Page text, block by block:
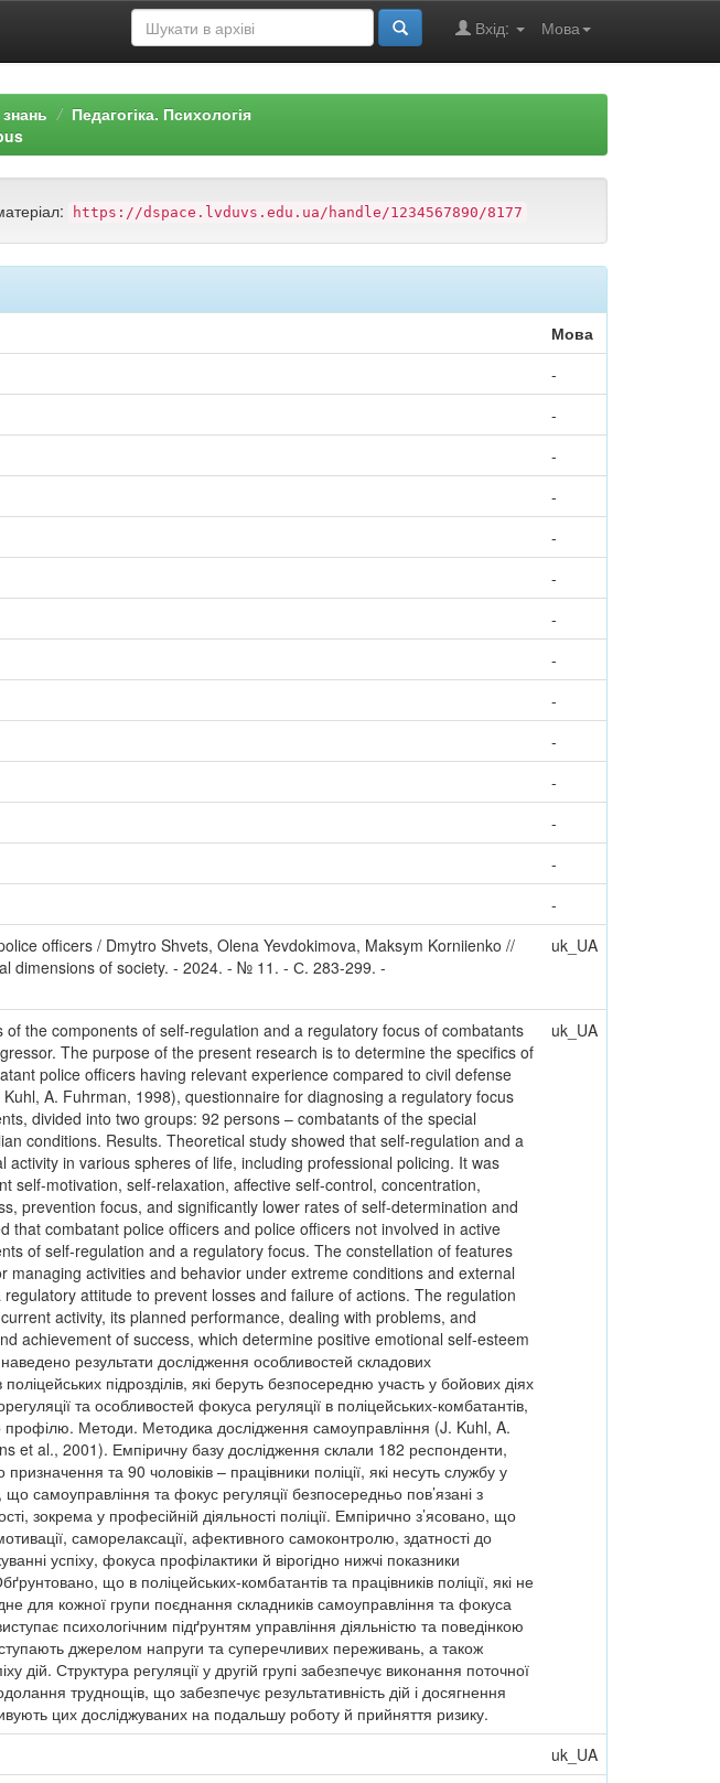
Мова
Вхід:
знань
Педагогіка. Психологія
https://dspace.lvduvs.edu.ua/handle/1234567890/8177
Мова
-
-
-
-
-
-
-
-
-
-
-
-
-
-
officers / Dmytro Shvets, Olena Yevdokimova, Maksym Korniienko //
dimensions of society. - 2024. - № 11. - С. 283-299. -
uk_UA
the components of self-regulation and a regulatory focus of combatants
The purpose of the present research is to determine the specifics of
police officers having relevant experience compared to civil defense
A. Fuhrman, 1998), questionnaire for diagnosing a regulatory focus
divided into two groups: 92 persons – combatants of the special
conditions. Results. Theoretical study showed that self-regulation and a
in various spheres of life, including professional policing. It was
self-motivation, self-relaxation, affective self-control, concentration,
prevention focus, and significantly lower rates of self-determination and
combatant police officers and police officers not involved in active
of self-regulation and a regulatory focus. The constellation of features
activities and behavior under extreme conditions and external
attitude to prevent losses and failure of actions. The regulation
activity, its planned performance, dealing with problems, and
achievement of success, which determine positive emotional self-esteem
результати дослідження особливостей складових
підрозділів, які беруть безпосередню участь у бойових діях
та особливостей фокуса регуляції в поліцейських-комбатантів,
профілю. Методи. Методика дослідження самоуправління (J. Kuhl, A.
et al., 2001). Емпіричну базу дослідження склали 182 респонденти,
та 90 чоловіків – працівники поліції, які несуть службу у
самоуправління та фокус регуляції безпосередньо пов’язані з
зокрема у професійній діяльності поліції. Емпірично з’ясовано, що
саморелаксації, афективного самоконтролю, здатності до
успіху, фокуса профілактики й вірогідно нижчі показники
що в поліцейських-комбатантів та працівників поліції, які не
для кожної групи поєднання складників самоуправління та фокуса
психологічним підґрунтям управління діяльністю та поведінкою
джерелом напруги та суперечливих переживань, а також
Структура регуляції у другій групі забезпечує виконання поточної
труднощів, що забезпечує результативність дій і досягнення
цих досліджуваних на подальшу роботу й прийняття ризику.
uk_UA
uk_UA